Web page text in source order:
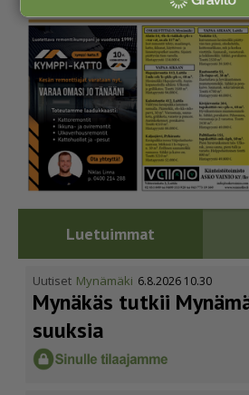
Luetuimmat
Uutiset Mynämäki 6.8.2026 10.30
Mynäkäs tutkii
suuksia